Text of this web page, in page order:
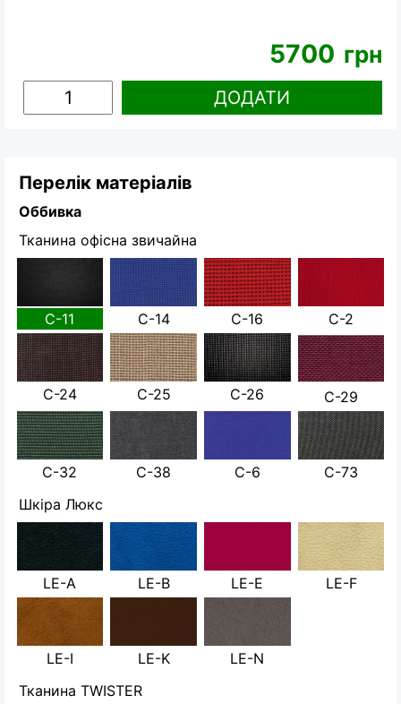
5700 грн
ДОДАТИ
Перелік матеріалів
Оббивка
Тканина офісна звичайна
С-11 С-14 С-16 С-2
С-24 С-25 С-26 С-29
С-32 С-38 С-6
С-73
Шкіра Люкс
LE-A LE-B LE-E LE-F
LE-I LE-K
LE-N
Тканина TWISTER